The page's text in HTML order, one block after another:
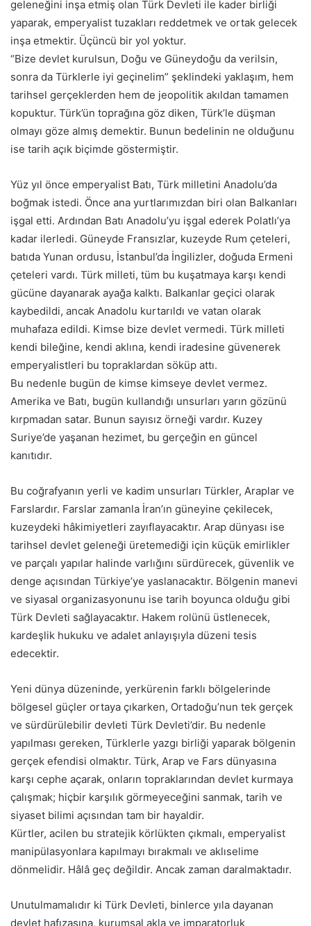
geleneğini inşa etmiş olan Türk Devleti ile kader birliği
yaparak, emperyalist tuzakları reddetmek ve ortak gelecek
inşa etmektir. Üçüncü bir yol yoktur.
“Bize devlet kurulsun, Doğu ve Güneydoğu da verilsin,
sonra da Türklerle iyi geçinelim” şeklindeki yaklaşım, hem
tarihsel gerçeklerden hem de jeopolitik akıldan tamamen
kopuktur. Türk’ün toprağına göz diken, Türk’le düşman
olmayı göze almış demektir. Bunun bedelinin ne olduğunu
ise tarih açık biçimde göstermiştir.
Yüz yıl önce emperyalist Batı, Türk milletini Anadolu’da
boğmak istedi. Önce ana yurtlarımızdan biri olan Balkanları
işgal etti. Ardından Batı Anadolu’yu işgal ederek Polatlı’ya
kadar ilerledi. Güneyde Fransızlar, kuzeyde Rum çeteleri,
batıda Yunan ordusu, İstanbul’da İngilizler, doğuda Ermeni
çeteleri vardı. Türk milleti, tüm bu kuşatmaya karşı kendi
gücüne dayanarak ayağa kalktı. Balkanlar geçici olarak
kaybedildi, ancak Anadolu kurtarıldı ve vatan olarak
muhafaza edildi. Kimse bize devlet vermedi. Türk milleti
kendi bileğine, kendi aklına, kendi iradesine güvenerek
emperyalistleri bu topraklardan söküp attı.
Bu nedenle bugün de kimse kimseye devlet vermez.
Amerika ve Batı, bugün kullandığı unsurları yarın gözünü
kırpmadan satar. Bunun sayısız örneği vardır. Kuzey
Suriye’de yaşanan hezimet, bu gerçeğin en güncel
kanıtıdır.
Bu coğrafyanın yerli ve kadim unsurları Türkler, Araplar ve
Farslardır. Farslar zamanla İran’ın güneyine çekilecek,
kuzeydeki hâkimiyetleri zayıflayacaktır. Arap dünyası ise
tarihsel devlet geleneği üretemediği için küçük emirlikler
ve parçalı yapılar halinde varlığını sürdürecek, güvenlik ve
denge açısından Türkiye’ye yaslanacaktır. Bölgenin manevi
ve siyasal organizasyonunu ise tarih boyunca olduğu gibi
Türk Devleti sağlayacaktır. Hakem rolünü üstlenecek,
kardeşlik hukuku ve adalet anlayışıyla düzeni tesis
edecektir.
Yeni dünya düzeninde, yerkürenin farklı bölgelerinde
bölgesel güçler ortaya çıkarken, Ortadoğu’nun tek gerçek
ve sürdürülebilir devleti Türk Devleti’dir. Bu nedenle
yapılması gereken, Türklerle yazgı birliği yaparak bölgenin
gerçek efendisi olmaktır. Türk, Arap ve Fars dünyasına
karşı cephe açarak, onların topraklarından devlet kurmaya
çalışmak; hiçbir karşılık görmeyeceğini sanmak, tarih ve
siyaset bilimi açısından tam bir hayaldir.
Kürtler, acilen bu stratejik körlükten çıkmalı, emperyalist
manipülasyonlara kapılmayı bırakmalı ve aklıselime
dönmelidir. Hâlâ geç değildir. Ancak zaman daralmaktadır.
Unutulmamalıdır ki Türk Devleti, binlerce yıla dayanan
devlet hafızasına, kurumsal akla ve imparatorluk